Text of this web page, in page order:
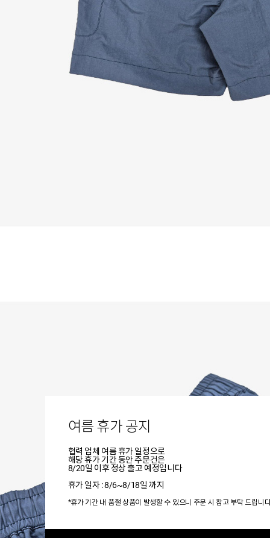
여름 휴가 공지
협력 업체 여름 휴가 일정으로
해당 휴가 기간 동안 주문건은
8/20일 이후 정상 출고 예정입니다
휴가 일자 : 8/6~8/18일 까지
*휴가 기간 내 품절 상품이 발생할 수 있으니 주문 시 참고 부탁 드립니